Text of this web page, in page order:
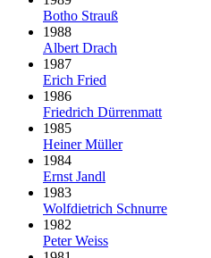
Botho Strauß
1988
Albert Drach
1987
Erich Fried
1986
Friedrich Dürrenmatt
1985
Heiner Müller
1984
Ernst Jandl
1983
Wolfdietrich Schnurre
1982
Peter Weiss